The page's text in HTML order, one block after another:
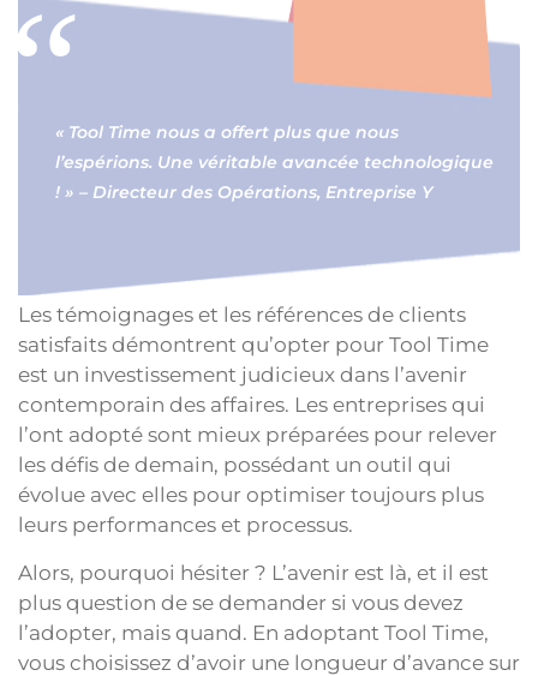
« Tool Time nous a offert plus que nous
l’espérions. Une véritable avancée technologique
! » – Directeur des Opérations, Entreprise Y
Les témoignages et les références de clients
satisfaits démontrent qu’opter pour Tool Time
est un investissement judicieux dans l’avenir
contemporain des affaires. Les entreprises qui
l’ont adopté sont mieux préparées pour relever
les défis de demain, possédant un outil qui
évolue avec elles pour optimiser toujours plus
leurs performances et processus.
Alors, pourquoi hésiter ? L’avenir est là, et il est
plus question de se demander si vous devez
l’adopter, mais quand. En adoptant Tool Time,
vous choisissez d’avoir une longueur d’avance sur